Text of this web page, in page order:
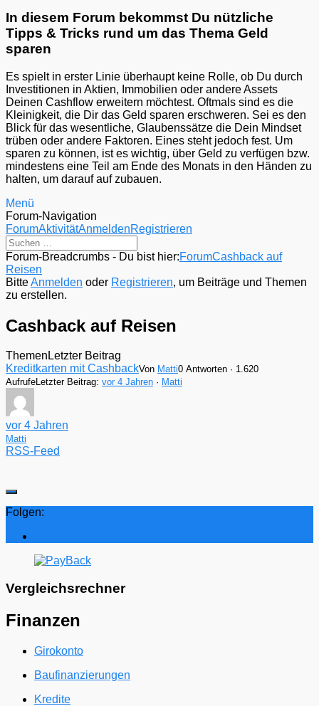
In diesem Forum bekommst Du nützliche
Tipps & Tricks rund um das Thema Geld
sparen
Es spielt in erster Linie überhaupt keine Rolle, ob Du durch
Investitionen in Aktien, Immobilien oder andere Assets
Deinen Cashflow erweitern möchtest. Oftmals sind es die
Kleinigkeit, die Dir das Geld sparen erschweren. Sei es den
Blick für das wesentliche, Glaubenssätze die Dein Mindset
trüben oder andere Faktoren. Eines steht jedoch fest. Um
sparen zu können, ist es wichtig, über Geld zu verfügen bzw.
mindestens eine Teil am Ende des Monats in den Händen zu
halten, um darauf auf zubauen.
Menü
Forum-Navigation
ForumAktivitätAnmeldenRegistrieren
Forum-Breadcrumbs - Du bist hier:ForumCashback auf
Reisen
BitteAnmelden oder Registrieren, um Beiträge und Themen
zu erstellen.
Cashback auf Reisen
ThemenLetzter Beitrag
Kreditkarten mit CashbackVon Matti0 Antworten · 1.620
AufrufeLetzter Beitrag: vor 4 Jahren · Matti
vor 4 Jahren
Matti
RSS-Feed
Folgen:
Vergleichsrechner
Finanzen
Girokonto
Baufinanzierungen
Kredite